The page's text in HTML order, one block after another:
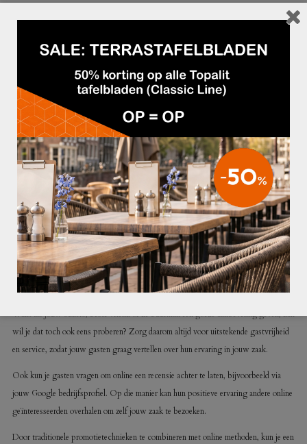
muziekavonden of kookworkshops. Deze evenementen kun je online aankondigen,
samenwerken met andere lokale bedrijven om gasten naar jouw zaak te trekken.
Het plaatsen van advertenties in lokale kranten is ook een traditionele manier van
marketing. Andere offline marketingmogelijkheden zijn radioadvertenties, posters,
het sponsoren van evenementen of lokale sportclubs, billboards en abri’s en
proeverijen. Hoe leuk is het om mini hapjes uit te delen op drukke plekken, waardoor
potentiële gasten alvast kunnen proeven van jouw geweldige creaties. Dat moet ze
wel over de streep trekken om bij jou te reserveren!
MARKETING DOOR GASTEN VOOR GASTEN
Hoewel online en offline marketing fantastisch werken, wordt al jouw inzet
onderstreept als tevreden gasten zélf gaan vertellen over hun ervaring in jouw
horecazaak. Mond-tot-mondreclame is ouderwets, maar werkt nog altijd perfect.
Want als jouw ouders, beste vriend of de buurman een goede aanbeveling geven, dan
wil je dat toch ook eens proberen? Zorg daarom altijd voor uitstekende gastvrijheid
en service, zodat jouw gasten graag vertellen over hun ervaring in jouw zaak.
Ook kun je gasten vragen om online een recensie achter te laten, bijvoorbeeld via
jouw Google bedrijfsprofiel. Op die manier kan hun positieve ervaring andere online
geïnteresseerden overhalen om zelf jouw zaak te bezoeken.
Door traditionele promotietechnieken te combineren met online methoden, kun je een